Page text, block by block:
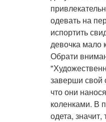
одевать на
испортить
девочка мало
Обрати
заверши свой
что они
коленками. В
одета,